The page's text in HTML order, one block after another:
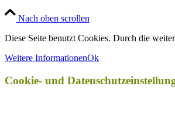
Nach oben scrollen
Diese Seite benutzt Cookies. Durch die
Weitere InformationenOk
Cookie- und